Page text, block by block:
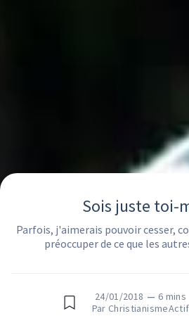
Sois juste toi-
Parfois, j'aimerais pouvoir cesser,
préoccuper de ce que les
24/01/2018 — 6 mins
Par ChristianismeActif